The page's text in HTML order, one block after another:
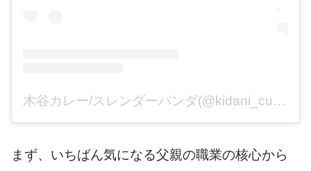
木谷カレー/スレンダーパンダ(@kidani_curry)がシェアした投稿
まず、いちばん気になる父親の職業の核心から